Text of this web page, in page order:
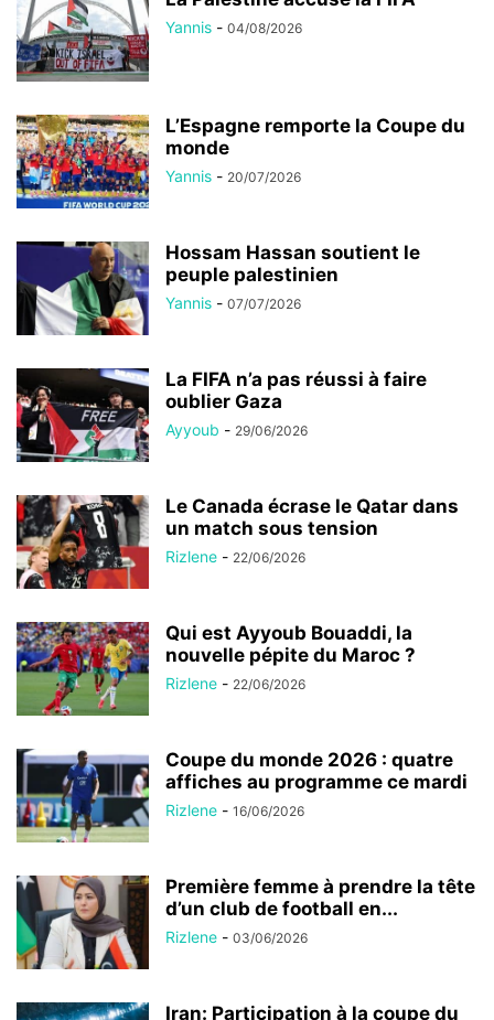
Yannis - 04/08/2026
L’Espagne remporte la Coupe du
monde
Yannis - 20/07/2026
Hossam Hassan soutient le
peuple palestinien
Yannis - 07/07/2026
La FIFA n’a pas réussi à faire
oublier Gaza
Ayyoub - 29/06/2026
Le Canada écrase le Qatar dans
un match sous tension
Rizlene - 22/06/2026
Qui est Ayyoub Bouaddi, la
nouvelle pépite du Maroc ?
Rizlene - 22/06/2026
Coupe du monde 2026 : quatre
affiches au programme ce mardi
Rizlene - 16/06/2026
Première femme à prendre la tête
d’un club de football en...
Rizlene - 03/06/2026
Iran: Participation à la coupe du